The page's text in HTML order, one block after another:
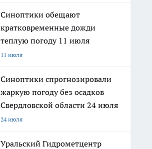
Синоптики обещают
кратковременные дожди
теплую погоду 11 июля
11 июля
Синоптики спрогнозировали
жаркую погоду без осадков
Свердловской области 24 июля
24 июля
Уральский Гидрометцентр